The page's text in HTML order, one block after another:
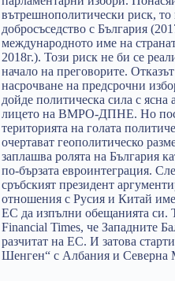
вътрешнополитически риск, то
добросъседство с България
международното име на
2018г.). Този риск не би се
начало на преговорите.
насрочване на предсрочни
дойде политическа сила с ясна
лицето на ВМРО-ДПНЕ. Но
територията на голата
очертават геополитическо
заплашва ролята на България
по-бързата евроинтеграция.
сръбският президент
отношения с Русия и Китай
ЕС да изпълни обещанията си.
Financial Times, че Западните
разчитат на ЕС. И затова
Шенген“ с Албания и Северна